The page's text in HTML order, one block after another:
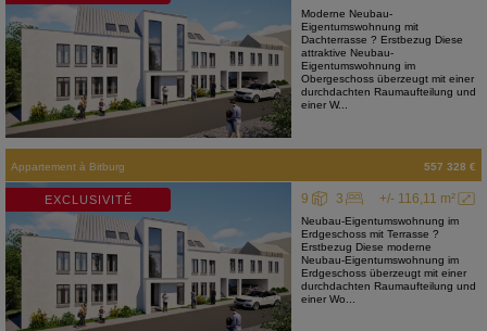
Moderne Neubau-
Eigentumswohnung mit
Dachterrasse ? Erstbezug Diese
attraktive Neubau-
Eigentumswohnung im
Obergeschoss überzeugt mit einer
durchdachten Raumaufteilung und
einer W...
Appartement à Bitburg 557 328 €
EXCLUSIVITÉ +/- 116,11 m²
9 3
Neubau-Eigentumswohnung im
Erdgeschoss mit Terrasse ?
Erstbezug Diese moderne
Neubau-Eigentumswohnung im
Erdgeschoss überzeugt mit einer
durchdachten Raumaufteilung und
einer Wo...